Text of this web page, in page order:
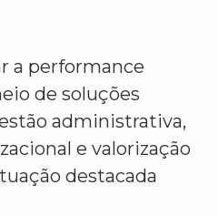
a performance
de soluções
administrativa,
e valorização
destacada